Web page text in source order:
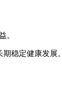
。
稳定健康发展。